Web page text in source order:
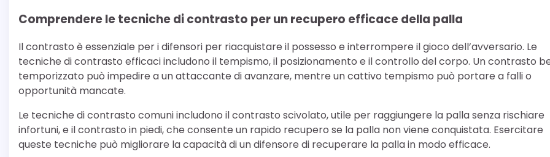
Comprendere le tecniche di contrasto per un recupero efficace della palla
Il contrasto è essenziale per i difensori per riacquistare il possesso e interrompere il gioco dell’avversario. Le
tecniche di contrasto efficaci includono il tempismo, il posizionamento e il controllo del corpo. Un contrasto
temporizzato può impedire a un attaccante di avanzare, mentre un cattivo tempismo può portare a falli o
opportunità mancate.
Le tecniche di contrasto comuni includono il contrasto scivolato, utile per raggiungere la palla senza rischiare
infortuni, e il contrasto in piedi, che consente un rapido recupero se la palla non viene conquistata. Esercitare
queste tecniche può migliorare la capacità di un difensore di recuperare la palla in modo efficace.